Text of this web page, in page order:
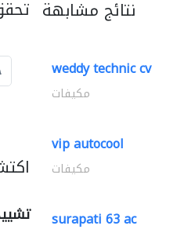
نتائج مشابهة
weddy technic cv
مكيفات
vip autocool
مكيفات
surapati 63 ac